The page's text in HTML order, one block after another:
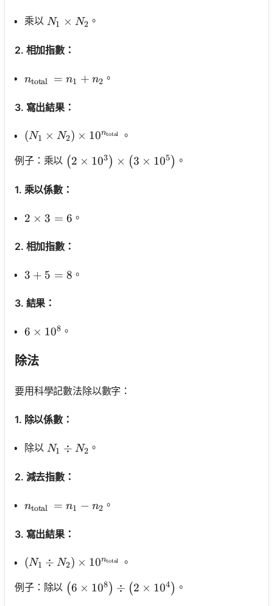
乘以 N_1 \times N_2
N1 × N2 。
2. 相加指數：
n_{\text {total }}=n_1+n_2
ntotal = n1 + n2 。
3. 寫出結果：
\left(N_1 \times N_2\right) \times
(N1 × N2) × 10ntotal 。
例子：乘以 \left(2 \times 10^3\right) \times\left(3
(2 × 103 ) × (3 × 105 ) 。
1. 乘以係數：
2 \times 3=6
2 × 3 = 6 。
2. 相加指數：
3+5=8
3 + 5 = 8 。
3. 結果：
6 \times 10^8
6 × 108 。
除法
要用科學記數法除以數字：
1. 除以係數：
除以 N_1 \div N_2
N1 ÷ N2 。
2. 減去指數：
n_{\text {total }}=n_1-n_2
ntotal = n1 − n2 。
3. 寫出結果：
\left(N_1 \div N_2\right) \times 10^{n_{\text
(N1 ÷ N2) × 10ntotal 。
例子：除以 \left(6 \times 10^8\right) \div\left(2
(6 × 108 ) ÷ (2 × 104 ) 。